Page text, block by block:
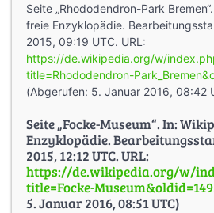
Seite „Rhododendron-Park
freie Enzyklopädie.
2015, 09:19 UTC. URL:
https://de.wikipedia.org/w/
title=Rhododendron-
(Abgerufen: 5. Januar 2016, 08:42
Seite „Focke-Museum“. In:
Enzyklopädie.
2015, 12:12 UTC. URL:
https://de.wikipedia.org/w/
title=Focke-
5. Januar 2016, 08:51 UTC)